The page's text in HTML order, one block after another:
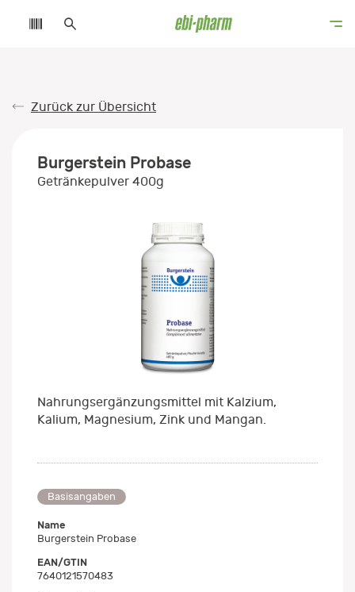
Zurück zur Übersicht
Burgerstein Probase
Getränkepulver 400g
Nahrungsergänzungsmittel mit Kalzium,
Kalium, Magnesium, Zink und Mangan.
Basisangaben
Name
Burgerstein Probase
EAN/GTIN
7640121570483